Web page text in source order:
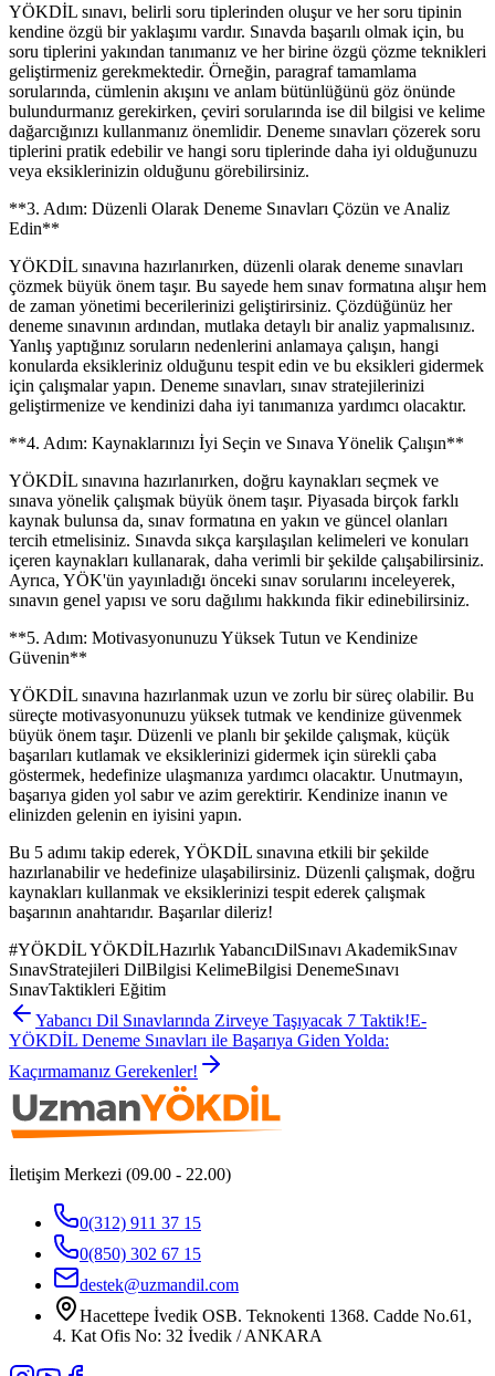
YÖKDİL sınavı, belirli soru tiplerinden oluşur ve her soru tipinin
kendine özgü bir yaklaşımı vardır. Sınavda başarılı olmak için, bu
soru tiplerini yakından tanımanız ve her birine özgü çözme teknikleri
geliştirmeniz gerekmektedir. Örneğin, paragraf tamamlama
sorularında, cümlenin akışını ve anlam bütünlüğünü göz önünde
bulundurmanız gerekirken, çeviri sorularında ise dil bilgisi ve kelime
dağarcığınızı kullanmanız önemlidir. Deneme sınavları çözerek soru
tiplerini pratik edebilir ve hangi soru tiplerinde daha iyi olduğunuzu
veya eksiklerinizin olduğunu görebilirsiniz.
**3. Adım: Düzenli Olarak Deneme Sınavları Çözün ve Analiz
Edin**
YÖKDİL sınavına hazırlanırken, düzenli olarak deneme sınavları
çözmek büyük önem taşır. Bu sayede hem sınav formatına alışır hem
de zaman yönetimi becerilerinizi geliştirirsiniz. Çözdüğünüz her
deneme sınavının ardından, mutlaka detaylı bir analiz yapmalısınız.
Yanlış yaptığınız soruların nedenlerini anlamaya çalışın, hangi
konularda eksikleriniz olduğunu tespit edin ve bu eksikleri gidermek
için çalışmalar yapın. Deneme sınavları, sınav stratejilerinizi
geliştirmenize ve kendinizi daha iyi tanımanıza yardımcı olacaktır.
**4. Adım: Kaynaklarınızı İyi Seçin ve Sınava Yönelik Çalışın**
YÖKDİL sınavına hazırlanırken, doğru kaynakları seçmek ve
sınava yönelik çalışmak büyük önem taşır. Piyasada birçok farklı
kaynak bulunsa da, sınav formatına en yakın ve güncel olanları
tercih etmelisiniz. Sınavda sıkça karşılaşılan kelimeleri ve konuları
içeren kaynakları kullanarak, daha verimli bir şekilde çalışabilirsiniz.
Ayrıca, YÖK'ün yayınladığı önceki sınav sorularını inceleyerek,
sınavın genel yapısı ve soru dağılımı hakkında fikir edinebilirsiniz.
**5. Adım: Motivasyonunuzu Yüksek Tutun ve Kendinize
Güvenin**
YÖKDİL sınavına hazırlanmak uzun ve zorlu bir süreç olabilir. Bu
süreçte motivasyonunuzu yüksek tutmak ve kendinize güvenmek
büyük önem taşır. Düzenli ve planlı bir şekilde çalışmak, küçük
başarıları kutlamak ve eksiklerinizi gidermek için sürekli çaba
göstermek, hedefinize ulaşmanıza yardımcı olacaktır. Unutmayın,
başarıya giden yol sabır ve azim gerektirir. Kendinize inanın ve
elinizden gelenin en iyisini yapın.
Bu 5 adımı takip ederek, YÖKDİL sınavına etkili bir şekilde
hazırlanabilir ve hedefinize ulaşabilirsiniz. Düzenli çalışmak, doğru
kaynakları kullanmak ve eksiklerinizi tespit ederek çalışmak
başarının anahtarıdır. Başarılar dileriz!
#YÖKDİL YÖKDİLHazırlık YabancıDilSınavı AkademikSınav
SınavStratejileri DilBilgisi KelimeBilgisi DenemeSınavı
SınavTaktikleri Eğitim
Yabancı Dil Sınavlarında Zirveye Taşıyacak 7 Taktik!E-
YÖKDİL Deneme Sınavları ile Başarıya Giden Yolda:
Kaçırmamanız Gerekenler!
İletişim Merkezi (09.00 - 22.00)
0(312) 911 37 15
0(850) 302 67 15
destek@uzmandil.com
Hacettepe İvedik OSB. Teknokenti 1368. Cadde No.61,
4. Kat Ofis No: 32 İvedik / ANKARA